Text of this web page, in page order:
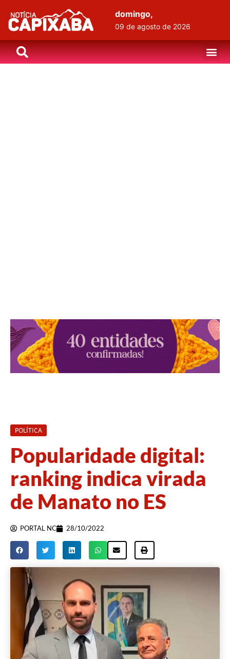
domingo,
09 de agosto de 2026
POLÍTICA
Popularidade digital:
ranking indica virada
de Manato no ES
PORTAL NC 28/10/2022